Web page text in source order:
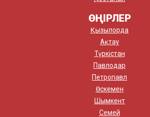
ӨҢІРЛЕР
Қызылорда
Ақтау
Түркістан
Павлодар
Петропавл
Өскемен
Шымкент
Семей